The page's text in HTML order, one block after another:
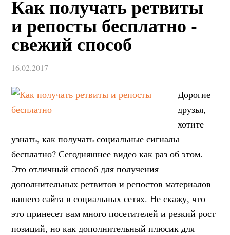
Как получать ретвиты
и репосты бесплатно -
свежий способ
16.02.2017
Дорогие
друзья,
хотите
узнать, как получать социальные сигналы
бесплатно? Сегодняшнее видео как раз об этом.
Это отличный способ для получения
дополнительных ретвитов и репостов материалов
вашего сайта в социальных сетях. Не скажу, что
это принесет вам много посетителей и резкий рост
позиций, но как дополнительный плюсик для